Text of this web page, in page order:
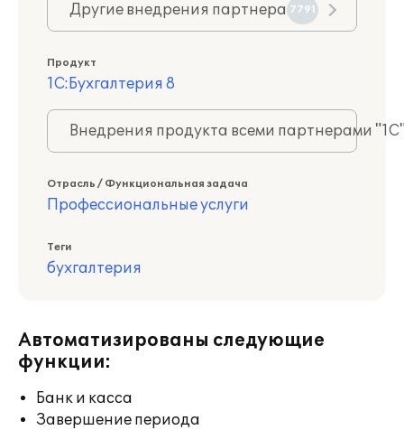
Другие внедрения партнера 7791
Продукт
1С:Бухгалтерия 8
Внедрения продукта всеми партнерами
Отрасль / Функциональная задача
Профессиональные услуги
Теги
бухгалтерия
Автоматизированы следующие
функции:
Банк и касса
Завершение периода